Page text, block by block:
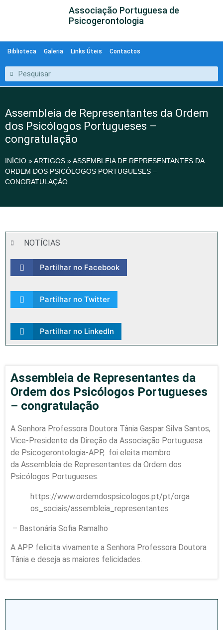
Associação Portuguesa de
Psicogerontologia
Biblioteca Galeria Links Úteis Contactos
Assembleia de Representantes da Ordem
dos Psicólogos Portugueses –
congratulação
INÍCIO »ARTIGOS »ASSEMBLEIA DE REPRESENTANTES DA
ORDEM DOS PSICÓLOGOS PORTUGUESES –
CONGRATULAÇÃO
NOTÍCIAS
Partilhar no Facebook
Partilhar no Twitter
Partilhar no LinkedIn
Assembleia de Representantes da
Ordem dos Psicólogos Portugueses
– congratulação
A Senhora Professora Doutora Tânia Gaspar Silva Santos,
Vice-Presidente da Direção da Associação Portuguesa
de Psicogerontologia-APP, foi eleita membro
da Assembleia de Representantes da Ordem dos
Psicólogos Portugueses.
https://www.ordemdospsicologos.pt/pt/orga
os_sociais/assembleia_representantes
– Bastonária Sofia Ramalho
A APP felicita vivamente a Senhora Professora Doutora
Tânia e deseja as maiores felicidades.